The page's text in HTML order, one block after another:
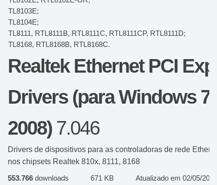
RTL8103E;
RTL8104E;
RTL8111, RTL8111B, RTL8111C, RTL8111CP, RTL8111D;
RTL8168, RTL8168B, RTL8168C.
Realtek Ethernet PCI
Drivers (para Windows 7
2008) 7.046
Drivers de dispositivos para as controladoras de rede
nos chipsets Realtek 810x, 8111, 8168
553.766 downloads 671 KB Atualizado em 02/05/2011